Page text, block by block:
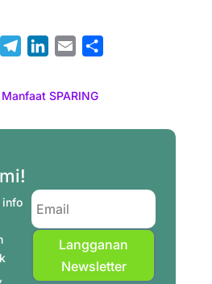
W
g
a
m
n
e
n
a
l
e
Manfaat SPARING
info
Langganan
Newsletter